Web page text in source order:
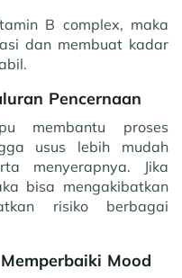
B complex, maka
dan membuat kadar
Pencernaan
membantu proses
usus lebih mudah
menyerapnya. Jika
bisa mengakibatkan
risiko berbagai
Mood